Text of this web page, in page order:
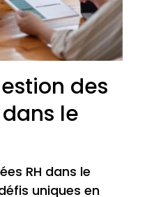
des
le
RH dans le
uniques en